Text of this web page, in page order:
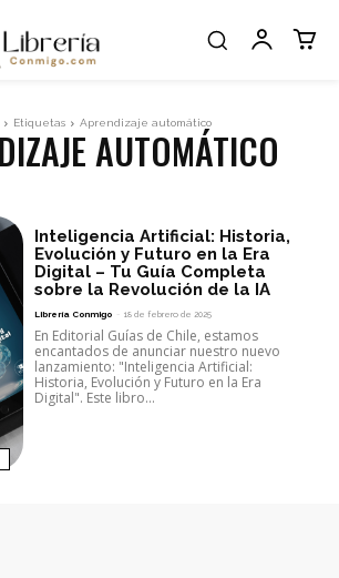
Etiquetas Aprendizaje automático
AUTOMÁTICO
Inteligencia Artificial: Historia,
Evolución y Futuro en la Era
Digital – Tu Guía Completa
sobre la Revolución de la IA
Librería Conmigo - 18 de febrero de 2025
En Editorial Guías de Chile, estamos
encantados de anunciar nuestro nuevo
lanzamiento: "Inteligencia Artificial:
Historia, Evolución y Futuro en la Era
Digital". Este libro...